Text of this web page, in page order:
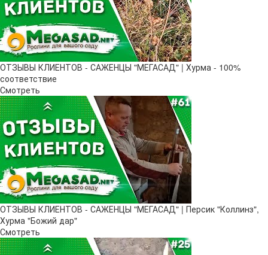
ОТЗЫВЫ КЛИЕНТОВ - САЖЕНЦЫ "МЕГАСАД" | Хурма - 100%
соответствие
Смотреть
ОТЗЫВЫ КЛИЕНТОВ - САЖЕНЦЫ "МЕГАСАД" | Персик "Коллинз",
Хурма "Божий дар"
Смотреть